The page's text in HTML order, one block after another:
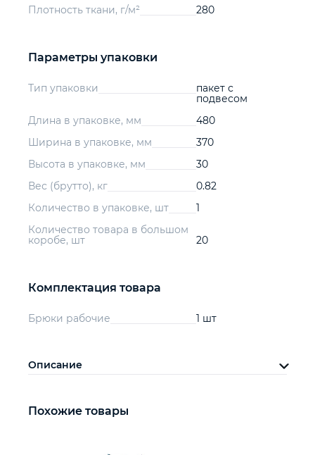
Плотность ткани, г/м²
280
Параметры упаковки
Тип упаковки
пакет с
подвесом
Длина в упаковке, мм
480
Ширина в упаковке, мм
370
Высота в упаковке, мм
30
Вес (брутто), кг
0.82
Количество в упаковке, шт
1
Количество товара в большом
коробе, шт
20
Комплектация товара
Брюки рабочие 1 шт
Описание
Похожие товары